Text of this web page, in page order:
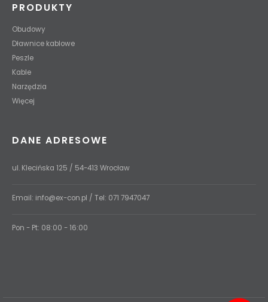
PRODUKTY
Obudowy
Dławnice kablowe
Peszle
Kable
Narzędzia
Więcej
DANE ADRESOWE
ul. Klecińska 125 / 54-413 Wrocław
Email: info@ex-con.pl / Tel: 071 7947047
Pon - Pt: 08:00 - 16:00